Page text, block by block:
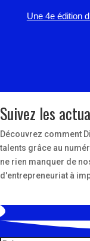
Une 4e édition
Suivez les
Découvrez comment
talents grâce au
ne rien manquer de
d'entrepreneuriat à